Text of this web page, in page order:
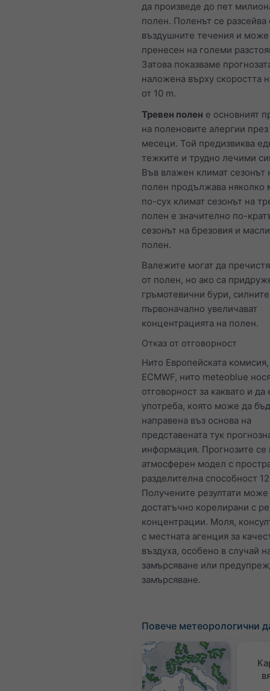
да произведе до пет
полен. Поленът се разсейва
въздушните течения и
пренесен на големи
Затова показваме
наложена върху скоростта
от 10 m.
Тревен полен е основният
на поленовите алергии
месеци. Той предизвиква
тежките и трудно лечими
Във влажен климат сезонът
полен продължава няколко
по-сух климат сезонът на
полен е значително по-
сезонът на брезовия и
полен.
Валежите могат да
от полен, но ако са
гръмотевични бури,
първоначално увеличават
концентрацията на полен.
Отказ от отговорност
Нито Европейската
ECMWF, нито meteoblue
отговорност за каквато и да
употреба, която може да
направена въз основа на
представената тук
информация. Прогнозите се
атмосферен модел с
разделителна способност
Получените резултати може
достатъчно корелирани с
концентрации. Моля,
с местната агенция за
въздуха, особено в случай
замърсяване или
замърсяване.
Повече метеорологични